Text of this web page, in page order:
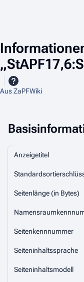
Aus ZaPFWiki
Anzeigetitel
Seitenlänge (in Bytes)
Seitenkennnummer
Seiteninhaltssprache
Seiteninhaltsmodell